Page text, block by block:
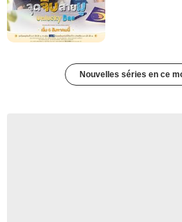
Nouvelles séries en ce